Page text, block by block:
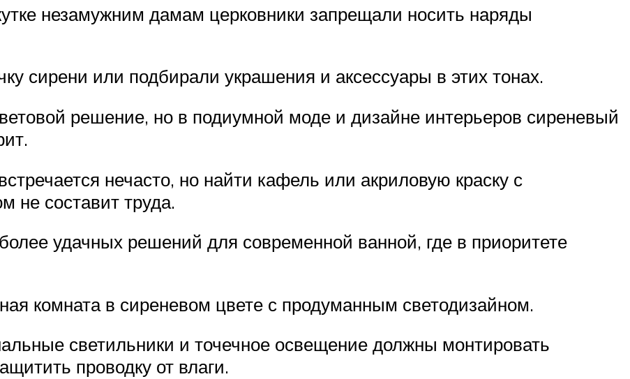
незамужним дамам церковники запрещали носить наряды
сирени или подбирали украшения и аксессуары в этих тонах.
решение, но в подиумной моде и дизайне интерьеров сиреневый
нечасто, но найти кафель или акриловую краску с
не составит труда.
удачных решений для современной ванной, где в приоритете
комната в сиреневом цвете с продуманным светодизайном.
светильники и точечное освещение должны монтировать
проводку от влаги.